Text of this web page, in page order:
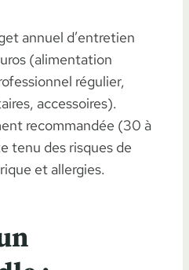
annuel d’entretien
(alimentation
régulier,
accessoires).
recommandée (30 à
tenu des risques de
et allergies.